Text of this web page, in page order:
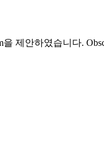
제안하였습니다.